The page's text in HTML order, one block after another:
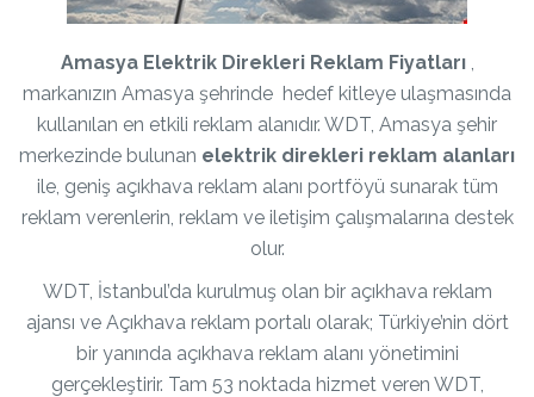
Amasya Elektrik Direkleri Reklam Fiyatları ,
markanızın Amasya şehrinde hedef kitleye ulaşmasında
kullanılan en etkili reklam alanıdır. WDT, Amasya şehir
merkezinde bulunan elektrik direkleri reklam alanları
ile, geniş açıkhava reklam alanı portföyü sunarak tüm
reklam verenlerin, reklam ve iletişim çalışmalarına destek
olur.
WDT, İstanbul’da kurulmuş olan bir açıkhava reklam
ajansı ve Açıkhava reklam portalı olarak; Türkiye’nin dört
bir yanında açıkhava reklam alanı yönetimini
gerçekleştirir. Tam 53 noktada hizmet veren WDT,